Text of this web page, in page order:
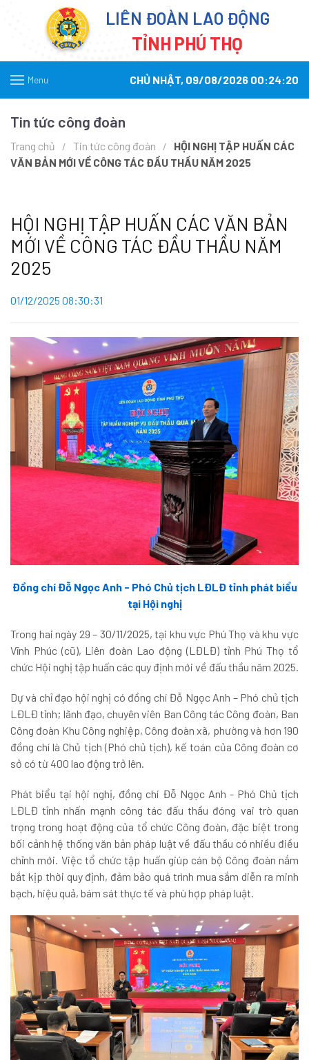
LIÊN ĐOÀN LAO ĐỘNG
TỈNH PHÚ THỌ
Menu CHỦ NHẬT, 09/08/2026 00:24:20
Tin tức công đoàn
Trang chủ Tin tức công đoàn
HỘI NGHỊ TẬP HUẤN CÁC
VĂN BẢN MỚI VỀ CÔNG TÁC ĐẦU THẦU NĂM 2025
HỘI NGHỊ TẬP HUẤN CÁC VĂN BẢN
MỚI VỀ CÔNG TÁC ĐẦU THẦU NĂM
2025
01/12/2025 08:30:31
Đồng chí Đỗ Ngọc Anh - Phó Chủ tịch LĐLĐ tỉnh phát biểu
tại Hội nghị
Trong hai ngày 29 – 30/11/2025, tại khu vực Phú Thọ và khu vực
Vĩnh Phúc (cũ), Liên đoàn Lao động (LĐLĐ) tỉnh Phú Thọ tổ
chức Hội nghị tập huấn các quy định mới về đấu thầu năm 2025.
Dự và chỉ đạo hội nghị có đồng chí Đỗ Ngọc Anh – Phó chủ tịch
LĐLĐ tỉnh; lãnh đạo, chuyên viên Ban Công tác Công đoàn, Ban
Công đoàn Khu Công nghiệp, Công đoàn xã, phường và hơn 190
đồng chí là Chủ tịch (Phó chủ tịch), kế toán của Công đoàn cơ
sở có từ 400 lao động trở lên.
Phát biểu tại hội nghị, đồng chí Đỗ Ngọc Anh - Phó Chủ tịch
LĐLĐ tỉnh nhấn mạnh công tác đấu thầu đóng vai trò quan
trọng trong hoạt động của tổ chức Công đoàn, đặc biệt trong
bối cảnh hệ thống văn bản pháp luật về đấu thầu có nhiều điều
chỉnh mới. Việc tổ chức tập huấn giúp cán bộ Công đoàn nắm
bắt kịp thời quy định, đảm bảo quá trình mua sắm diễn ra minh
bạch, hiệu quả, bám sát thực tế và phù hợp pháp luật.